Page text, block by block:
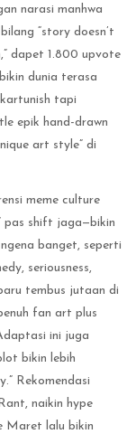
narasi manhwa
“story doesn’t
dapet 1.800 upvote
dunia terasa
tapi
epik hand-drawn
art style” di
meme culture
pas shift jaga—bikin
banget, seperti
seriousness,
tembus jutaan di
fan art plus
ini juga
bikin lebih
Rekomendasi
naikin hype
Maret lalu bikin